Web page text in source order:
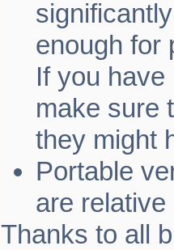
enough for
If you
make sure
they might
Portable
are relative
Thanks to all